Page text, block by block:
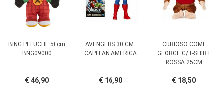
BING PELUCHE 50cm
BNG09000
€ 46,90
AVENGERS 30 CM.
CAPITAN AMERICA
€ 16,90
CURIOSO COME
GEORGE C/T-SHIRT
ROSSA 25CM
€ 18,50